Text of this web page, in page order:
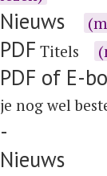
Nieuws
PDF Titels
PDF of E-
je nog wel
-
Nieuws